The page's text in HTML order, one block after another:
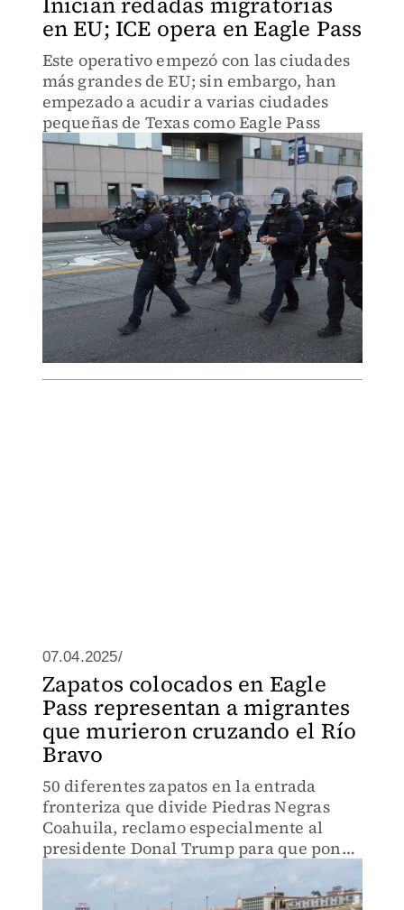
en EU; ICE opera en Eagle Pass
Este operativo empezó con las ciudades
más grandes de EU; sin embargo, han
empezado a acudir a varias ciudades
pequeñas de Texas como Eagle Pass
07.04.2025/
Zapatos colocados en Eagle
Pass representan a migrantes
que murieron cruzando el Río
Bravo
50 diferentes zapatos en la entrada
fronteriza que divide Piedras Negras
Coahuila, reclamo especialmente al
presidente Donal Trump para que ponga
más atención en la situación migratoria